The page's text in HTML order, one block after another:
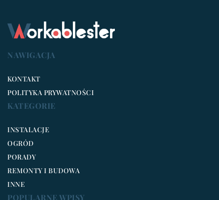
NAWIGACJA
KONTAKT
POLITYKA PRYWATNOŚCI
KATEGORIE
INSTALACJE
OGRÓD
PORADY
REMONTY I BUDOWA
INNE
POPULARNE WPISY